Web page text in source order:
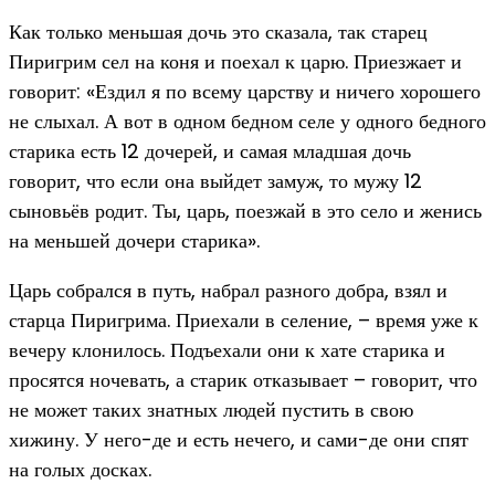
Как только меньшая дочь это сказала, так старец
Пиригрим сел на коня и поехал к царю. Приезжает и
говорит: «Ездил я по всему царству и ничего хорошего
не слыхал. А вот в одном бедном селе у одного бедного
старика есть 12 дочерей, и самая младшая дочь
говорит, что если она выйдет замуж, то мужу 12
сыновьёв родит. Ты, царь, поезжай в это село и женись
на меньшей дочери старика».
Царь собрался в путь, набрал разного добра, взял и
старца Пиригрима. Приехали в селение, – время уже к
вечеру клонилось. Подъехали они к хате старика и
просятся ночевать, а старик отказывает – говорит, что
не может таких знатных людей пустить в свою
хижину. У него-де и есть нечего, и сами-де они спят
на голых досках.